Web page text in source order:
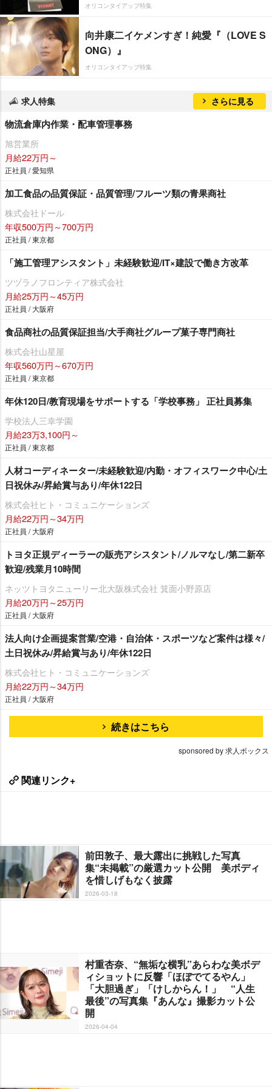
オリコンタイアップ特集
向井康二イケメンすぎ！純愛『（LOVE S
ONG）』
オリコンタイアップ特集
求人特集 さらに見る
物流倉庫内作業・配車管理事務
旭営業所
月給22万円～
正社員 / 愛知県
加工食品の品質保証・品質管理/フルーツ類の青果商社
株式会社ドール
年収500万円～700万円
正社員 / 東京都
「施工管理アシスタント」未経験歓迎/IT×建設で働き方改革
ツヅラノフロンティア株式会社
月給25万円～45万円
正社員 / 大阪府
食品商社の品質保証担当/大手商社グループ菓子専門商社
株式会社山星屋
年収560万円～670万円
正社員 / 東京都
年休120日/教育現場をサポートする「学校事務」 正社員募集
学校法人三幸学園
月給23万3,100円～
正社員 / 東京都
人材コーディネーター/未経験歓迎/内勤・オフィスワーク中心/土
日祝休み/昇給賞与あり/年休122日
株式会社ヒト・コミュニケーションズ
月給22万円～34万円
正社員 / 大阪府
トヨタ正規ディーラーの販売アシスタント/ノルマなし/第二新卒
歓迎/残業月10時間
ネッツトヨタニューリー北大阪株式会社 箕面小野原店
月給20万円～25万円
正社員 / 大阪府
法人向け企画提案営業/空港・自治体・スポーツなど案件は様々/
土日祝休み/昇給賞与あり/年休122日
株式会社ヒト・コミュニケーションズ
月給22万円～34万円
正社員 / 大阪府
続きはこちら
sponsored by 求人ボックス
関連リンク+
前田敦子、最大露出に挑戦した写真
集“未掲載”の厳選カット公開 美ボディ
を惜しげもなく披露
2026-03-18
村重杏奈、“無垢な横乳”あらわな美ボデ
ィショットに反響「ほぼでてるやん」
「大胆過ぎ」「けしからん！」 “人生
最後”の写真集『あんな』撮影カット公
開
2026-04-04